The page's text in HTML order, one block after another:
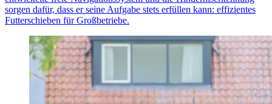
sorgen dafür, dass er seine Aufgabe stets erfüllen kann: effizientes
Futterschieben für Großbetriebe.